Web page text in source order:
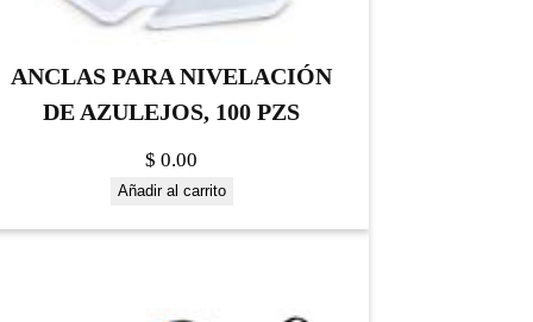
ANCLAS PARA NIVELACIÓN
DE AZULEJOS, 100 PZS
$ 0.00
Añadir al carrito